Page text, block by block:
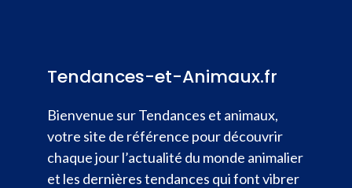
Tendances-et-Animaux.fr
Bienvenue sur Tendances et animaux,
votre site de référence pour découvrir
chaque jour l’actualité du monde animalier
et les dernières tendances qui font vibrer